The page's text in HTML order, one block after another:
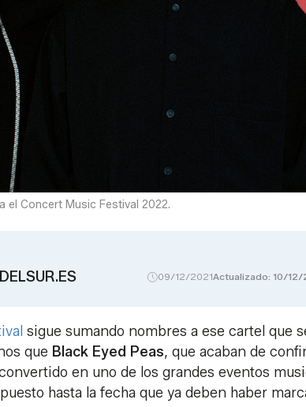
el Concert Music Festival 2022.
09/12/2021Actualizado: 10/12/
sigue sumando nombres a ese cartel que
que Black Eyed Peas, que acaban de
en uno de los grandes eventos
hasta la fecha que ya deben haber